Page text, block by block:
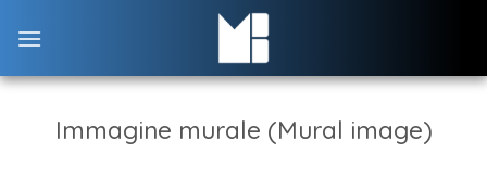
Immagine murale (Mural image)